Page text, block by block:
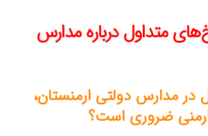
متداول درباره مدارس
در مدارس دولتی ارمنستان،
ضروری است؟